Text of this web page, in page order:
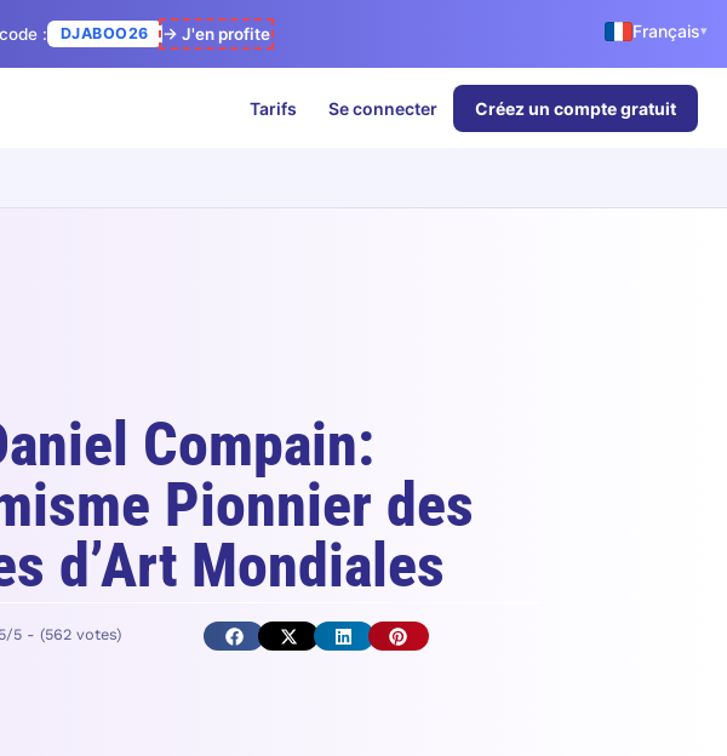
: DJABOO26 → J'en profite Français▾
Tarifs Se connecter Créez un compte gratuit
Compain:
Pionnier des
d’Art Mondiales
5/5 - (562 votes)